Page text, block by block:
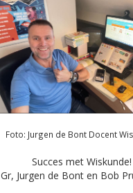
Foto: Jurgen de Bont Docent
Succes met Wiskunde!
Gr, Jurgen de Bont en Bob